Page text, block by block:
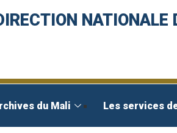
du Mali Les services